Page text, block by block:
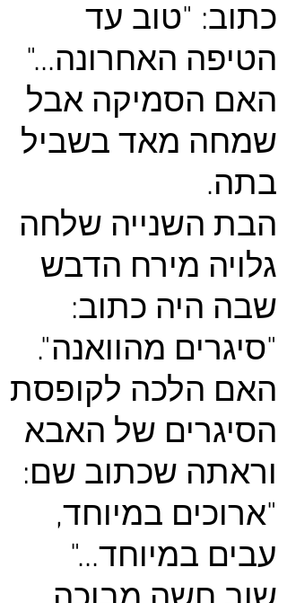
כתוב: "טוב עד
הטיפה האחרונה..."
האם הסמיקה אבל
שמחה מאד בשביל
בתה.
הבת השנייה שלחה
גלויה מירח הדבש
שבה היה כתוב:
"סיגרים מהוואנה".
האם הלכה לקופסת
הסיגרים של האבא
וראתה שכתוב שם:
"ארוכים במיוחד,
עבים במיוחד..."